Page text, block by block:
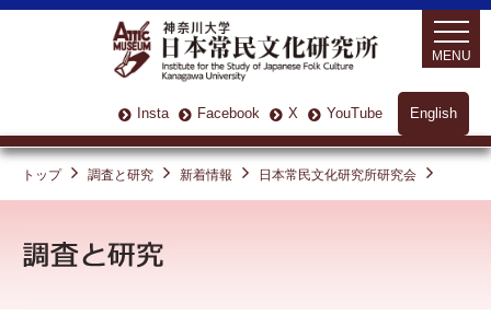
English
Insta Facebook X YouTube
MENU
トップ 調査と研究 新着情報 日本常民文化研究所研究会